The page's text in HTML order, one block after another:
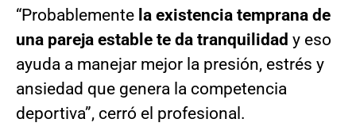
“Probablemente la existencia temprana de
una pareja estable te da tranquilidad y eso
ayuda a manejar mejor la presión, estrés y
ansiedad que genera la competencia
deportiva”, cerró el profesional.